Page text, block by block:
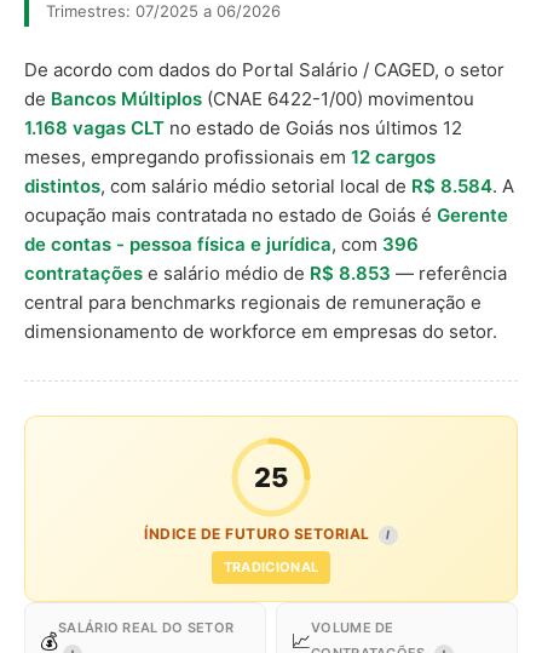
Trimestres: 07/2025 a 06/2026
De acordo com dados do Portal Salário / CAGED, o setor
de Bancos Múltiplos (CNAE 6422-1/00) movimentou
1.168 vagas CLT no estado de Goiás nos últimos 12
meses, empregando profissionais em 12 cargos
distintos, com salário médio setorial local de R$ 8.584. A
ocupação mais contratada no estado de Goiás é Gerente
de contas - pessoa física e jurídica, com 396
contratações e salário médio de R$ 8.853 — referência
central para benchmarks regionais de remuneração e
dimensionamento de workforce em empresas do setor.
25
ÍNDICE DE FUTURO SETORIAL I
TRADICIONAL
💰
SALÁRIO REAL DO SETOR
📈
VOLUME DE